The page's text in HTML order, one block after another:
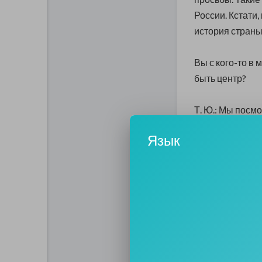
России.
история
Вы с кого-то в
быть центр?
Т. Ю.: Мы
США. Мы
двадцати
французы,
студия
Appelbaum, у
создали
рассказать
Язык